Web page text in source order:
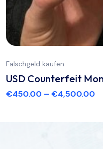
Falschgeld kaufen
USD Counterfeit
€450.00 – €4,500.00